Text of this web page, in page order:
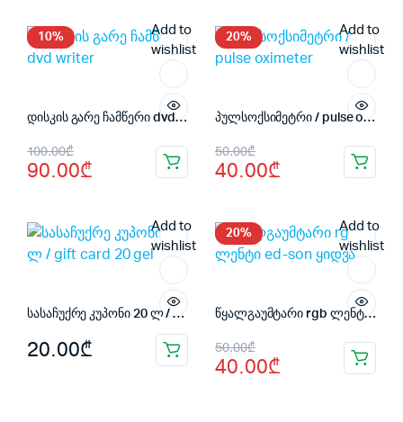
30.00₾.
25.00₾.
40.00₾.
35.00₾.
10%
Add to
wishlist
​დისკის გარე ჩამწერი dvd writer
100.00₾
Original
price
100.00₾.
90.00₾
Current
price
90.00₾.
20%
Add to
wishlist
პულსოქსიმეტრი / pulse oximeter
50.00₾
Original
price
50.00₾.
40.00₾
Current
price
40.00₾.
Add to
wishlist
სასაჩუქრე კუპონი 20 ლ / gift card 20 gel
20.00₾
20%
Add to
wishlist
წყალგაუმტარი rgb ლენტი ed-son ყიდვა
50.00₾
Original
price
40.00₾
Current
price